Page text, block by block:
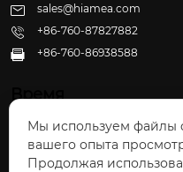
sales@hiamea.com
+86-760-87827882
 +86-760-86938588
Время
Пн - Пт: 09:30 - 22:00
Сб - Вс: 10:00 - 22:30
Мы используем файлы
вашего опыта
Продолжая